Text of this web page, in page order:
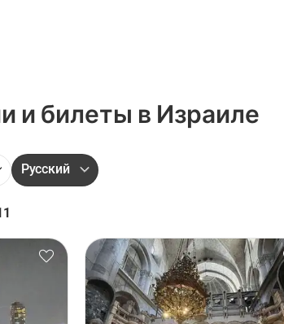
и билеты в Израиле
Русский